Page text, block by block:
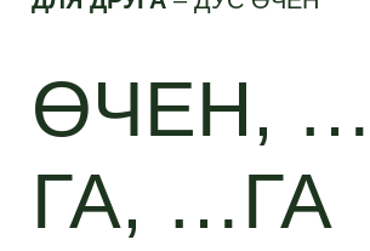
ӨЧЕН, …
ГА, …ГА